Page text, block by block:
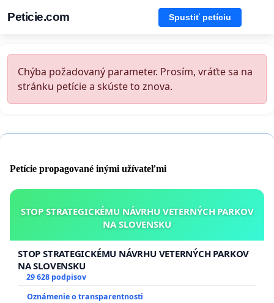
Peticie.com Spustiť petíciu
Chýba požadovaný parameter. Prosím, vráťte sa na
stránku petície a skúste to znova.
Petície propagované inými užívateľmi
STOP STRATEGICKÉMU NÁVRHU VETERNÝCH PARKOV
NA SLOVENSKU
STOP STRATEGICKÉMU NÁVRHU VETERNÝCH PARKOV
NA SLOVENSKU
29 628 podpisov
Oznámenie o transparentnosti